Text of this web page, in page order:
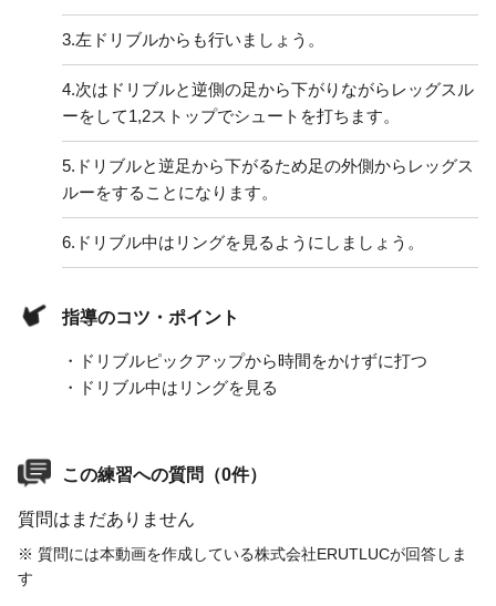
3.左ドリブルからも行いましょう。
4.次はドリブルと逆側の足から下がりながらレッグスル
ーをして1,2ストップでシュートを打ちます。
5. ドリブルと逆足から下がるため足の外側からレッグス
ルーをすることになります。
6. ドリブル中はリングを見るようにしましょう。
指導のコツ・ポイント
・ドリブルピックアップから時間をかけずに打つ
・ドリブル中はリングを見る
この練習への質問（0件）
質問はまだありません
※ 質問には本動画を作成している株式会社ERUTLUCが回答しま
す